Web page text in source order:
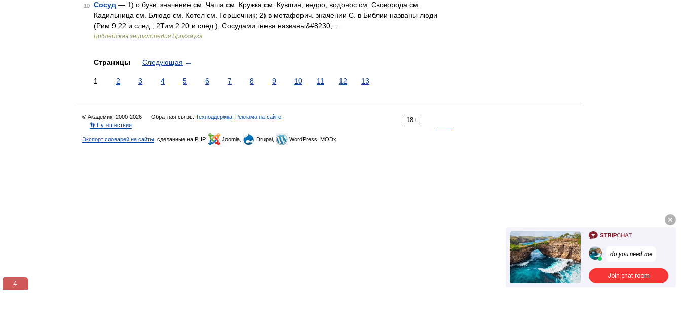
10 Сосуд — 1) о букв. значение см. Чаша см. Кружка см. Кувшин, ведро, водонос см. Сковорода см.
Кадильница см. Блюдо см. Котел см. Горшечник; 2) в метафорич. значении С. в Библии названы люди
(Рим 9:22 и след.; 2Тим 2:20 и след.). Сосудами гнева названы&#8230; …
Библейская энциклопедия Брокгауза
Страницы Следующая →
1 2 3 4 5 6 7 8 9 10 11 12 13
18+
© Академик, 2000-2026 Обратная связь: Техподдержка Реклама на сайте
👣 Путешествия
Экспорт словарей на сайты , сделанные на PHP, Joomla, Drupal, WordPress, MODx.
3